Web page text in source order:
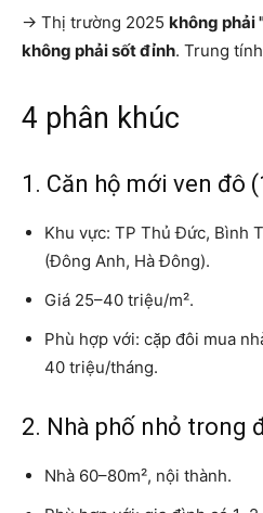
→ Thị trường 2025 không phải
không phải sốt đỉnh. Trung
4 phân khúc
1. Căn hộ mới ven đô
Khu vực: TP Thủ Đức, Bình
(Đông Anh, Hà Đông).
Giá 25–40 triệu/m².
Phù hợp với: cặp đôi mua
40 triệu/tháng.
2. Nhà phố nhỏ trong
Nhà 60–80m², nội thành.